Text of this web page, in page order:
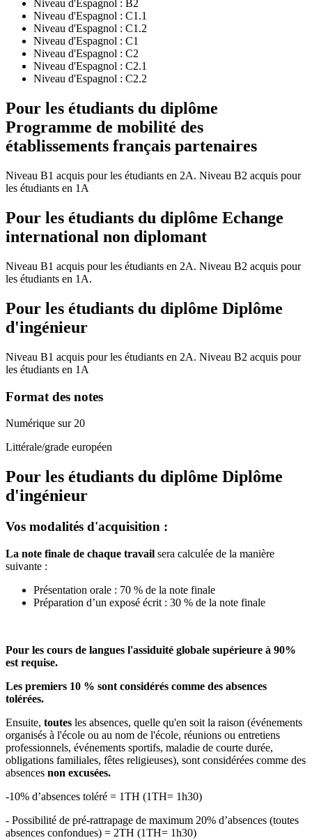
Niveau d'Espagnol : B2
Niveau d'Espagnol : C1.1
Niveau d'Espagnol : C1.2
Niveau d'Espagnol : C1
Niveau d'Espagnol : C2
Niveau d'Espagnol : C2.1
Niveau d'Espagnol : C2.2
Pour les étudiants du diplôme
Programme de mobilité des
établissements français partenaires
Niveau B1 acquis pour les étudiants en 2A. Niveau B2 acquis pour
les étudiants en 1A
Pour les étudiants du diplôme Echange
international non diplomant
Niveau B1 acquis pour les étudiants en 2A. Niveau B2 acquis pour
les étudiants en 1A.
Pour les étudiants du diplôme Diplôme
d'ingénieur
Niveau B1 acquis pour les étudiants en 2A. Niveau B2 acquis pour
les étudiants en 1A
Format des notes
Numérique sur 20
Littérale/grade européen
Pour les étudiants du diplôme Diplôme
d'ingénieur
Vos modalités d'acquisition :
La note finale de chaque travail sera calculée de la manière
suivante :
Présentation orale : 70 % de la note finale
Préparation d’un exposé écrit : 30 % de la note finale
Pour les cours de langues l'assiduité globale supérieure à 90%
est requise.
Les premiers 10 % sont considérés comme des absences
tolérées.
Ensuite, toutes les absences, quelle qu'en soit la raison (événements
organisés à l'école ou au nom de l'école, réunions ou entretiens
professionnels, événements sportifs, maladie de courte durée,
obligations familiales, fêtes religieuses), sont considérées comme des
absences non excusées.
-10% d’absences toléré = 1TH (1TH= 1h30)
- Possibilité de pré-rattrapage de maximum 20% d’absences (toutes
absences confondues) = 2TH (1TH= 1h30)